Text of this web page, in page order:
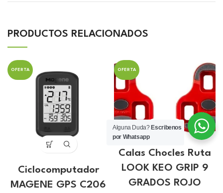
PRODUCTOS RELACIONADOS
OFERTA
Ciclocomputador
MAGENE GPS C206
OFERTA
Calas Chocles Ruta
LOOK KEO GRIP 9
GRADOS ROJO
Alguna Duda? Escribenos
por Whatsapp